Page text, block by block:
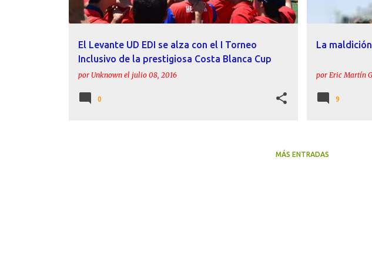
d
El Levante UD EDI se alza con el I Torneo
Inclusivo de la prestigiosa Costa Blanca Cup
por Unknown el julio 08, 2016
0
La
por Eric Martín
9
MÁS ENTRADAS